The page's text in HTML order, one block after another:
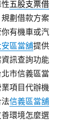
五股支票借
劃借款方案
有機車或汽
安區當舖提供
訊查詢功能
市信義區當
項目代辦機
法信義區當舖
環境怎麼選